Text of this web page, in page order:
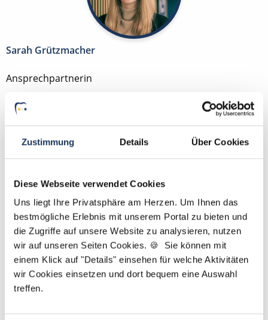
Zustimmung Details Über Cookies
Diese Webseite verwendet Cookies
Uns liegt Ihre Privatsphäre am Herzen. Um Ihnen das
bestmögliche Erlebnis mit unserem Portal zu bieten und
die Zugriffe auf unsere Website zu analysieren, nutzen
wir auf unseren Seiten Cookies. 🍪 Sie können mit
einem Klick auf "Details" einsehen für welche Aktivitäten
wir Cookies einsetzen und dort bequem eine Auswahl
treffen.
Sarah Grützmacher
Ansprechpartnerin
Kontaktieren Sie mich gerne bei Fragen zum
Suchprofil und Ihren Wünschen zur Traumstelle als
finden wir Ihre neue Stelle. PS.: Bei uns benötigen
Sie lediglich einen Lebenslauf und kein Anschreiben.
Jetzt zur kostenlosen Stellenanfrage
Kontakt
Tel.: +49 (0) 521 / 911 730 44
Fax: +49 (0) 521 / 911 730 41
bewerbung@dzas.de